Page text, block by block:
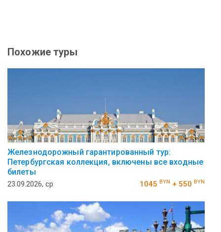
Похожие туры
Железнодорожный гарантированный тур:
Петербургская коллекция, включены все входные
билеты
23.09.2026, ср 1045 BYN + 550 BYN